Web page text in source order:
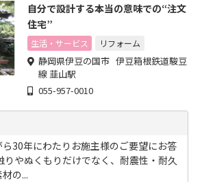
自分で設計する本当の意味での“注文
住宅”
生活・サービス リフォーム
静岡県伊豆の国市 伊豆箱根鉄道駿豆
線 韮山駅
055-957-0010
30年にわたりお施主様のご要望にお答
りやぬくもりだけでなく、耐震性・耐久
の...